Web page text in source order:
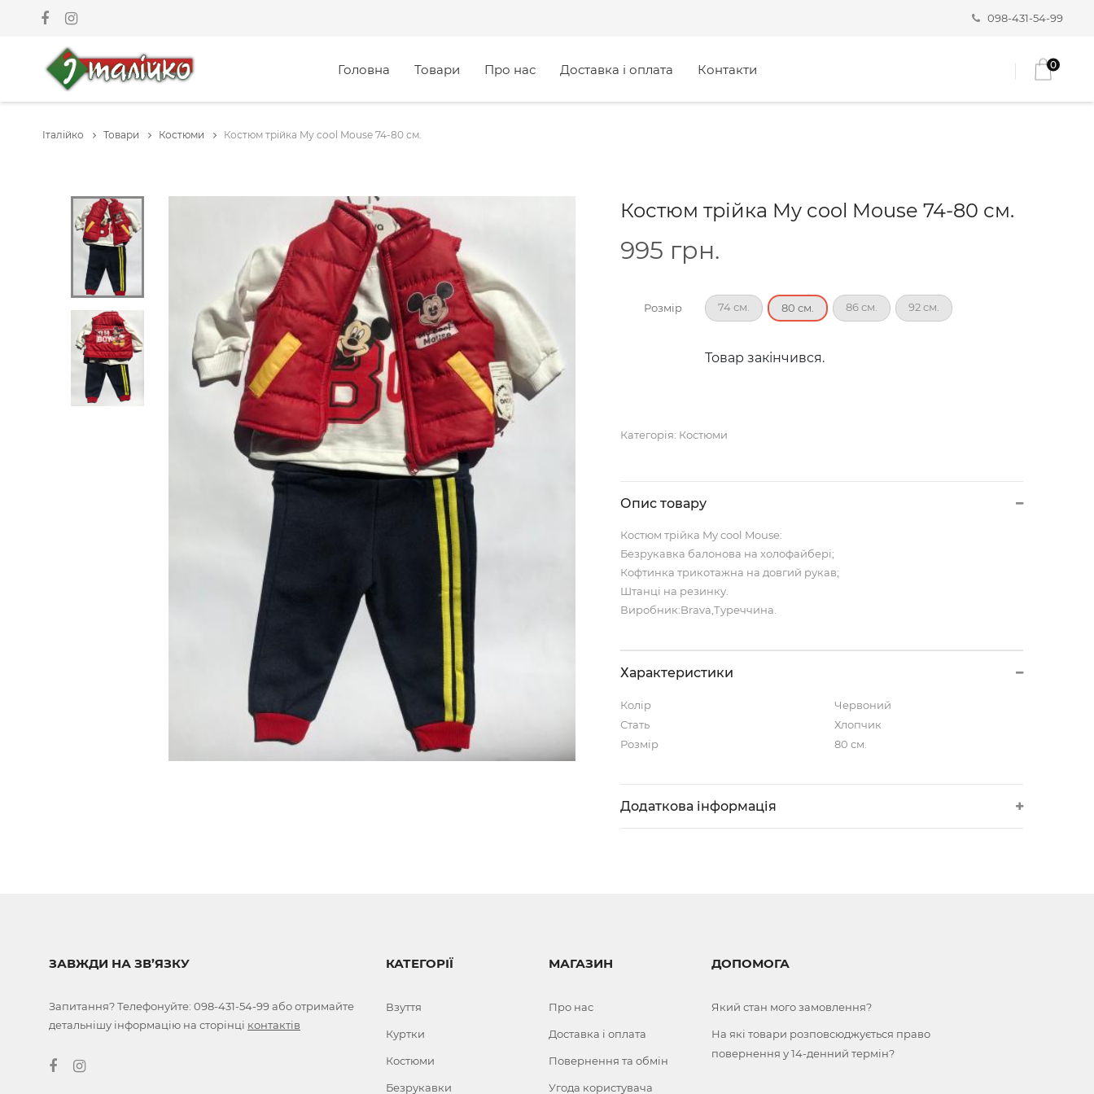
098-431-54-99
Головна Товари Про нас Доставка і оплата Контакти 0
Італійко Товари Костюми Костюм трійка My cool Mouse 74-80 см.
Костюм трійка My cool Mouse 74-80 см.
995 грн.
Розмір 74 см. 80 см. 86 см. 92 см.
Товар закінчився.
Категорія: Костюми
Опис товару
Костюм трійка My cool Mouse:
Безрукавка балонова на холофайбері;
Кофтинка трикотажна на довгий рукав;
Штанці на резинку.
Виробник:Brava,Туреччина.
Характеристики
Колір
Червоний
Стать
Хлопчик
Розмір
80 см.
Додаткова інформація
ЗАВЖДИ НА ЗВ’ЯЗКУ
Запитання? Телефонуйте: 098-431-54-99або отримайте
детальнішу інформацію на сторінці контактів
КАТЕГОРІЇ
Взуття
Куртки
Костюми
Безрукавки
МАГАЗИН
Про нас
Доставка і оплата
Повернення та обмін
Угода користувача
ДОПОМОГА
Який стан мого замовлення?
На які товари розповсюджується право
повернення у 14-денний термін?